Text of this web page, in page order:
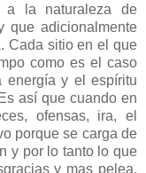
a la naturaleza de
que adicionalmente
Cada sitio en el que
como es el caso
energía y el espíritu
así que cuando en
ofensas, ira, el
porque se carga de
y por lo tanto lo que
y mas pelea,